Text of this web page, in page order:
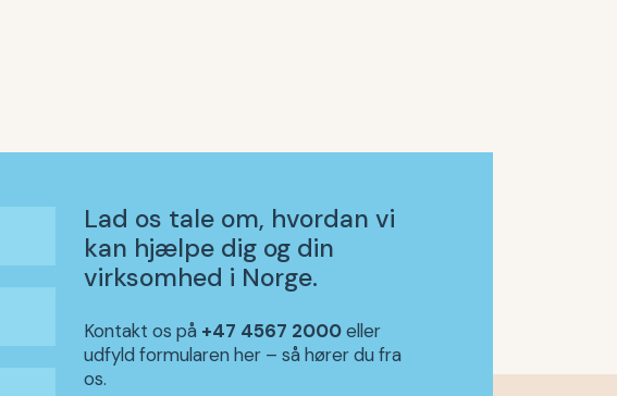
Lad os tale om, hvordan vi
kan hjælpe dig og din
virksomhed i Norge.
Kontakt os på +47 4567 2000eller
udfyld formularen her – så hører du fra
os.